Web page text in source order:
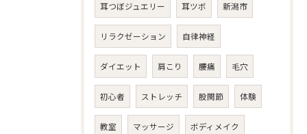
耳つぼジュエリー 耳ツボ 新潟市
リラクゼーション 自律神経
ダイエット 肩こり 腰痛 毛穴
初心者 ストレッチ 股関節 体験
教室 マッサージ ボディメイク